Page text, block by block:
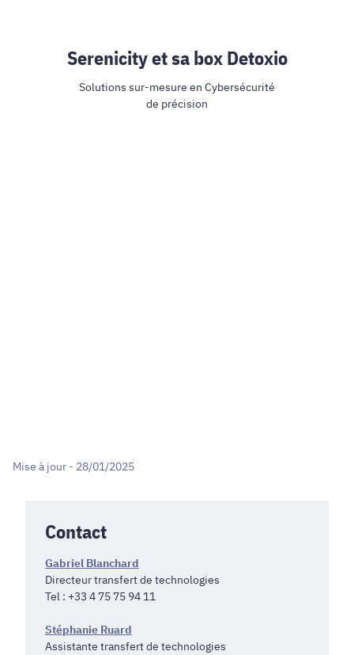
Serenicity et sa box Detoxio
Solutions sur-mesure en Cybersécurité
de précision
Mise à jour - 28/01/2025
Contact
Gabriel Blanchard
Directeur transfert de technologies
Tel : +33 4 75 75 94 11
Stéphanie Ruard
Assistante transfert de technologies